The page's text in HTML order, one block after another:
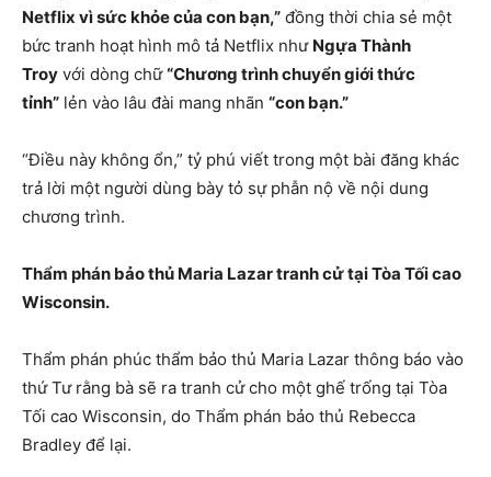
Netflix vì sức khỏe của con bạn,” đồng thời chia sẻ một
bức tranh hoạt hình mô tả Netflix như Ngựa Thành
Troy với dòng chữ“Chương trình chuyển giới thức
tỉnh” lẻn vào lâu đài mang nhãn “con bạn.”
“Điều này không ổn,” tỷ phú viết trong một bài đăng khác
trả lời một người dùng bày tỏ sự phẫn nộ về nội dung
chương trình.
Thẩm phán bảo thủ Maria Lazar tranh cử tại Tòa Tối cao
Wisconsin.
Thẩm phán phúc thẩm bảo thủ Maria Lazar thông báo vào
thứ Tư rằng bà sẽ ra tranh cử cho một ghế trống tại Tòa
Tối cao Wisconsin, do Thẩm phán bảo thủ Rebecca
Bradley để lại.